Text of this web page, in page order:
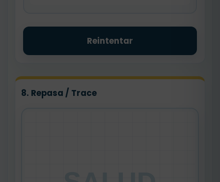
Reintentar
8. Repasa / Trace